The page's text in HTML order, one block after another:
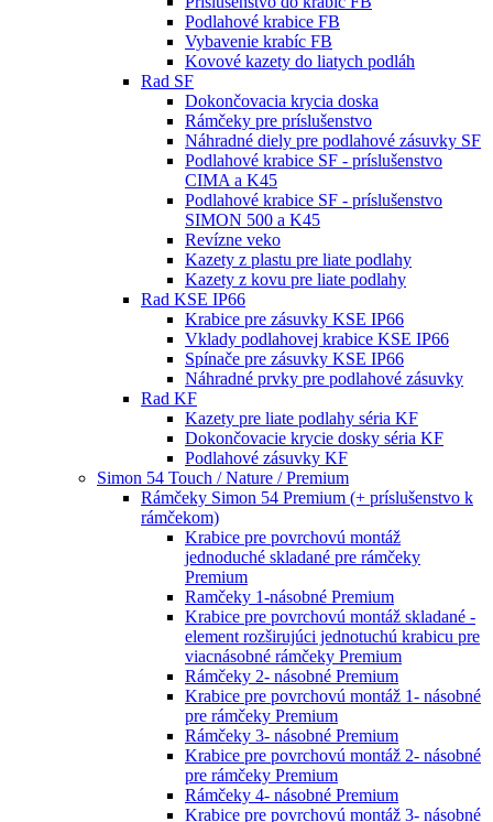
Podlahové krabice FB
Vybavenie krabíc FB
Kovové kazety do liatych podláh
Rad SF
Dokončovacia krycia doska
Rámčeky pre príslušenstvo
Náhradné diely pre podlahové zásuvky SF
Podlahové krabice SF - príslušenstvo
CIMA a K45
Podlahové krabice SF - príslušenstvo
SIMON 500 a K45
Revízne veko
Kazety z plastu pre liate podlahy
Kazety z kovu pre liate podlahy
Rad KSE IP66
Krabice pre zásuvky KSE IP66
Vklady podlahovej krabice KSE IP66
Spínače pre zásuvky KSE IP66
Náhradné prvky pre podlahové zásuvky
Rad KF
Kazety pre liate podlahy séria KF
Dokončovacie krycie dosky séria KF
Podlahové zásuvky KF
Simon 54 Touch / Nature / Premium
Rámčeky Simon 54 Premium (+ príslušenstvo k
rámčekom)
Krabice pre povrchovú montáž
jednoduché skladané pre rámčeky
Premium
Ramčeky 1-násobné Premium
Krabice pre povrchovú montáž skladané -
element rozširujúci jednotuchú krabicu pre
viacnásobné rámčeky Premium
Rámčeky 2- násobné Premium
Krabice pre povrchovú montáž 1- násobné
pre rámčeky Premium
Rámčeky 3- násobné Premium
Krabice pre povrchovú montáž 2- násobné
pre rámčeky Premium
Rámčeky 4- násobné Premium
Krabice pre povrchovú montáž 3- násobné